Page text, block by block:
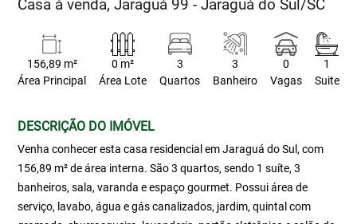
Casa à venda, Jaraguá 99 - Jaraguá do Sul/SC
156,89 m²
Área Principal
0 m²
Área Lote
3
Quartos
3
Banheiro
0
Vagas
1
Suite
DESCRIÇÃO DO IMÓVEL
Venha conhecer esta casa residencial em Jaraguá do Sul, com
156,89 m² de área interna. São 3 quartos, sendo 1 suíte, 3
banheiros, sala, varanda e espaço gourmet. Possui área de
serviço, lavabo, água e gás canalizados, jardim, quintal com